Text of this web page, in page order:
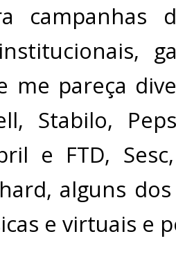
campanhas
me pareça
Stabilo,
e FTD,
alguns
e virtuais e